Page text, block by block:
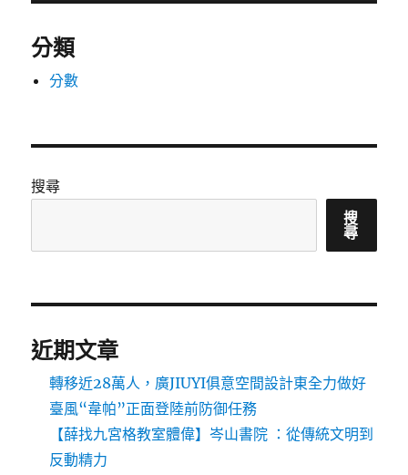
分類
分數
搜尋
搜
尋
近期文章
轉移近28萬人，廣JIUYI俱意空間設計東全力做好
臺風“韋帕”正面登陸前防御任務
【薛找九宮格教室體偉】岑山書院 ：從傳統文明到
反動精力